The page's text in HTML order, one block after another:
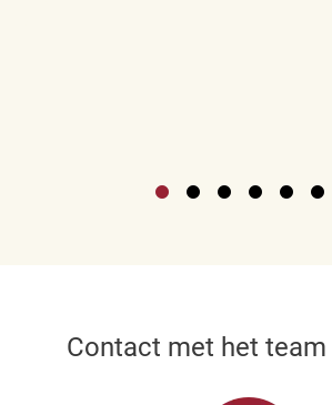
Contact met het team